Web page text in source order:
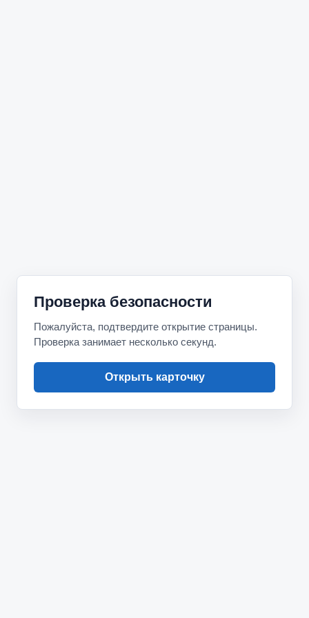
Проверка безопасности
Пожалуйста, подтвердите открытие страницы.
Проверка занимает несколько секунд.
Открыть карточку